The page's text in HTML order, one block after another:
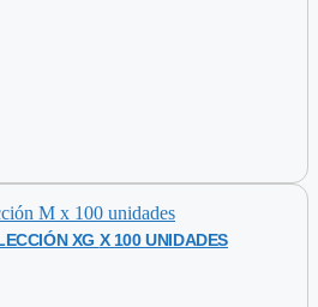
CALZÓN PAÑAL 2DA. SELECCIÓN XG X 100 UNIDADES